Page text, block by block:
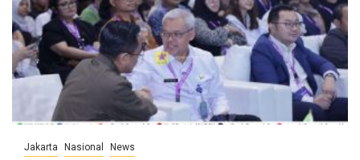
Jakarta Nasional News